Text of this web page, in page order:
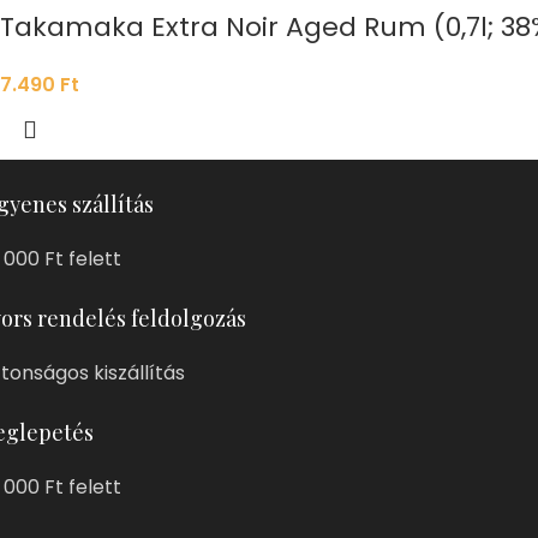
Takamaka Extra Noir Aged Rum (0,7l;
7.490 Ft
szállítás
000 Ft felett
rendelés feldolgozás
kiszállítás
000 Ft felett